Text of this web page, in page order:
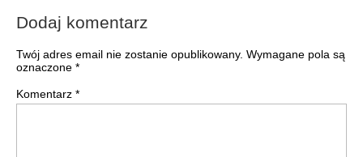
Dodaj komentarz
Twój adres email nie zostanie opublikowany. Wymagane pola są
oznaczone *
Komentarz *